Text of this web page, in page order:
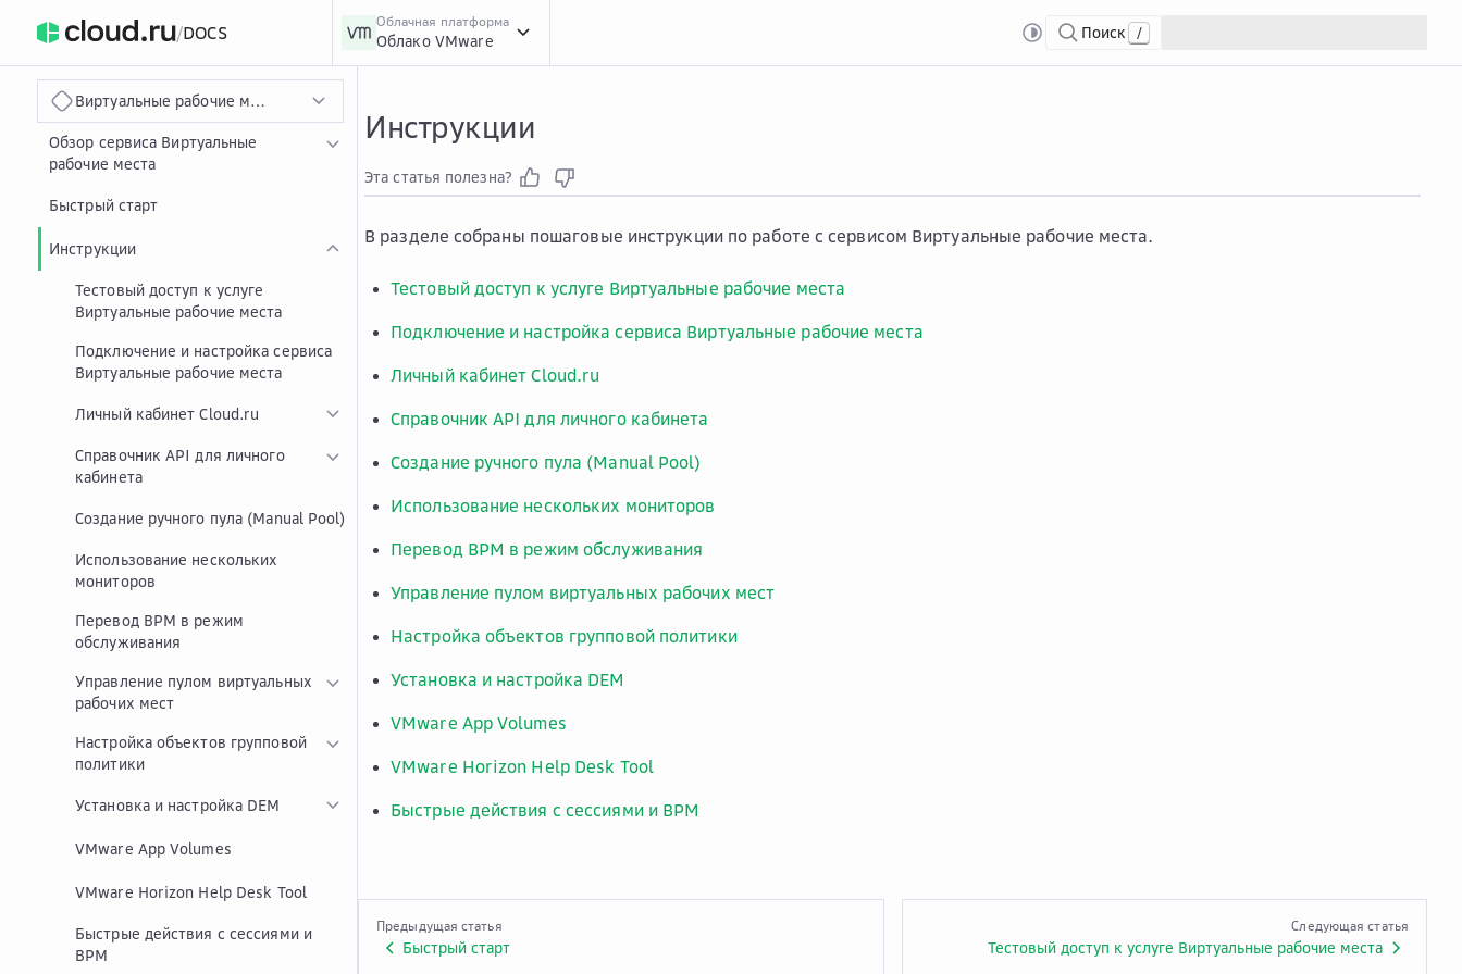
/DOCS
Облачная платформа
Облако VMware Поиск /
Виртуальные рабочие места на базе VMware Horizon. Руководство администратора
Обзор сервиса Виртуальные
рабочие места
Быстрый старт
Инструкции
Тестовый доступ к услуге
Виртуальные рабочие места
Подключение и настройка сервиса
Виртуальные рабочие места
Личный кабинет Cloud.ru
Справочник API для личного
кабинета
Создание ручного пула (Manual Pool)
Использование нескольких
мониторов
Перевод ВРМ в режим
обслуживания
Управление пулом виртуальных
рабочих мест
Настройка объектов групповой
политики
Установка и настройка DEM
VMware App Volumes
VMware Horizon Help Desk Tool
Быстрые действия с сессиями и
ВРМ
Инструкции
Эта статья полезна?
В разделе собраны пошаговые инструкции по работе с сервисом Виртуальные рабочие места.
Тестовый доступ к услуге Виртуальные рабочие места
Подключение и настройка сервиса Виртуальные рабочие места
Личный кабинет Cloud.ru
Справочник API для личного кабинета
Создание ручного пула (Manual Pool)
Использование нескольких мониторов
Перевод ВРМ в режим обслуживания
Управление пулом виртуальных рабочих мест
Настройка объектов групповой политики
Установка и настройка DEM
VMware App Volumes
VMware Horizon Help Desk Tool
Быстрые действия с сессиями и ВРМ
Предыдущая статья
Быстрый старт
Следующая статья
Тестовый доступ к услуге Виртуальные рабочие места